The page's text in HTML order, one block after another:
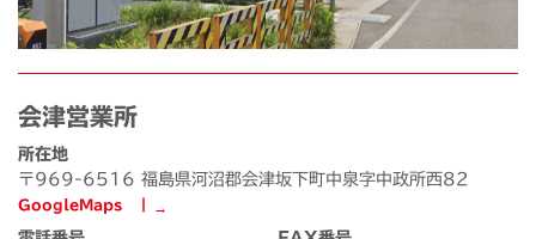
会津営業所
所在地
〒969-6516 福島県河沼郡会津坂下町中泉字中政所西82
GoogleMaps ┃